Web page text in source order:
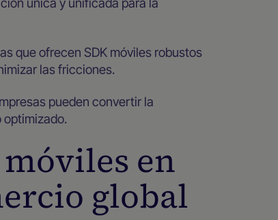
que ofrecen SDK móviles robustos
las fricciones.
pueden convertir la
optimizado.
en
global